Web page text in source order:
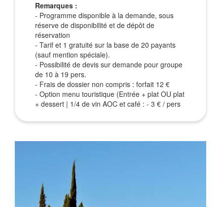
Remarques :
- Programme disponible à la demande, sous
réserve de disponibilité et de dépôt de
réservation
- Tarif et 1 gratuité sur la base de 20 payants
(sauf mention spéciale).
- Possibilité de devis sur demande pour groupe
de 10 à 19 pers.
- Frais de dossier non compris : forfait 12 €
- Option menu touristique (Entrée + plat OU plat
+ dessert | 1/4 de vin AOC et café : - 3 € / pers